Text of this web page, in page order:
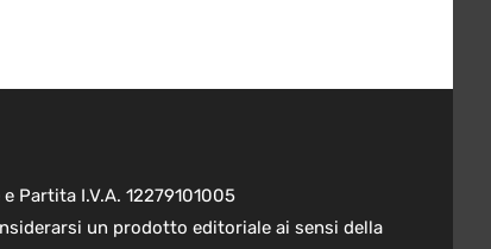
Partita I.V.A. 12279101005
un prodotto editoriale ai sensi della